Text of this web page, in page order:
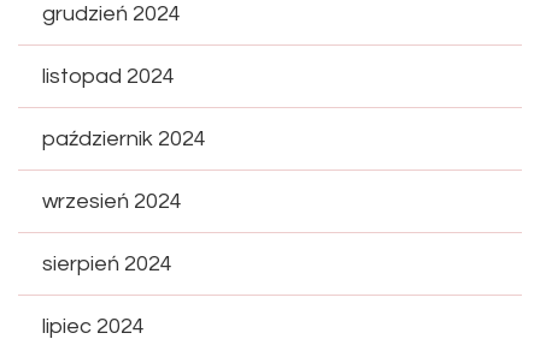
grudzień 2024
listopad 2024
październik 2024
wrzesień 2024
sierpień 2024
lipiec 2024